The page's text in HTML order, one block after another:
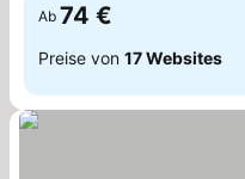
Ab 74 €
Preise von 17 Websites